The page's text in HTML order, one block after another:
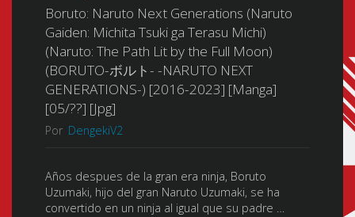
Boruto: Naruto Next Generations (Naruto
Gaiden: Michita Tsuki ga Terasu Michi)
(Naruto: The Path Lit by the Full Moon)
(BORUTO-ボルト- -NARUTO NEXT
GENERATIONS-) [2016-2023] [Manga]
[05/??] [Jpg]
Por DengekiV2
Años despues de la gran era ninja, Boruto
Uzumaki, hijo del gran Naruto Uzumaki, se ha
convertido en un ninja al igual que su padre …